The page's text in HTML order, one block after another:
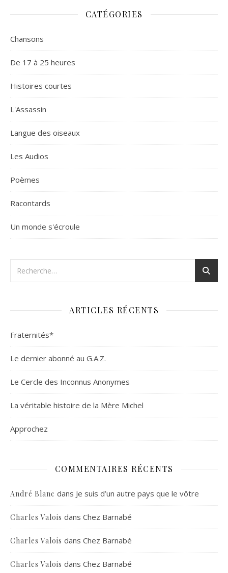
CATÉGORIES
Chansons
De 17 à 25 heures
Histoires courtes
L'Assassin
Langue des oiseaux
Les Audios
Poèmes
Racontards
Un monde s'écroule
ARTICLES RÉCENTS
Fraternités*
Le dernier abonné au G.A.Z.
Le Cercle des Inconnus Anonymes
La véritable histoire de la Mère Michel
Approchez
COMMENTAIRES RÉCENTS
André Blanc dans Je suis d’un autre pays que le vôtre
Charles Valois dans Chez Barnabé
Charles Valois dans Chez Barnabé
Charles Valois dans Chez Barnabé